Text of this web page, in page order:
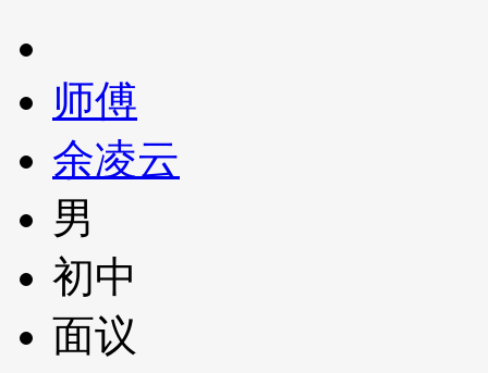
师傅
余凌云
男
初中
面议